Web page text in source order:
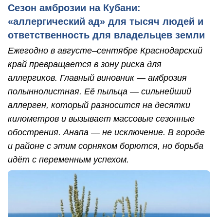
Сезон амброзии на Кубани:
«аллергический ад» для тысяч людей и
ответственность для владельцев земли
Ежегодно в августе–сентябре Краснодарский
край превращается в зону риска для
аллергиков. Главный виновник — амброзия
полыннолистная. Её пыльца — сильнейший
аллерген, который разносится на десятки
километров и вызывает массовые сезонные
обострения. Анапа — не исключение. В городе
и районе с этим сорняком борются, но борьба
идёт с переменным успехом.